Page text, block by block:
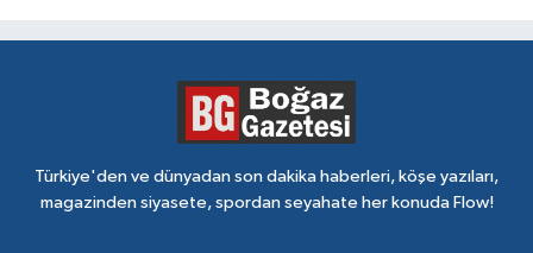
Türkiye'den ve dünyadan son dakika haberleri, köşe yazıları,
magazinden siyasete, spordan seyahate her konuda Flow!